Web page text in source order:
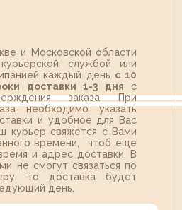
и Московской области
службой или
каждый день с 10
доставки 1-3 дня с
заказа. При
необходимо указать
и удобное для Вас
курьер свяжется с Вами
времени, чтоб еще
и адрес доставки. В
не смогут связаться по
то доставка будет
день.